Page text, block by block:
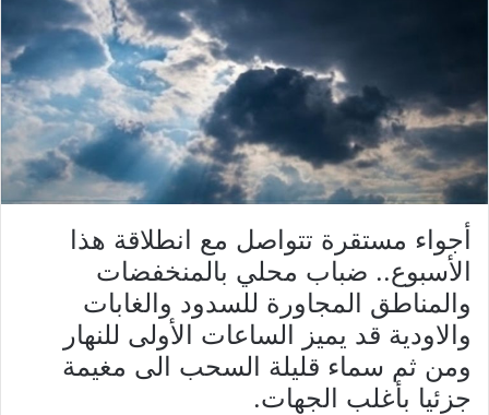
أجواء مستقرة تتواصل مع انطلاقة هذا
الأسبوع.. ضباب محلي بالمنخفضات
والمناطق المجاورة للسدود والغابات
والاودية قد يميز الساعات الأولى للنهار
ومن ثم سماء قليلة السحب الى مغيمة
جزئيا بأغلب الجهات.